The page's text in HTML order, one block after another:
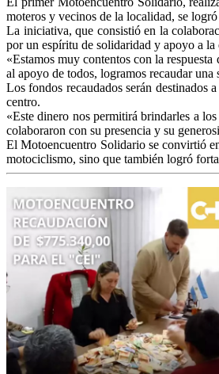
moteros y vecinos de la localidad, se
La iniciativa, que consistió en la
por un espíritu de solidaridad y apoyo a la
«Estamos muy contentos con la
al apoyo de todos, logramos recaudar
Los fondos recaudados serán destinados
centro.
«Este dinero nos permitirá brindarles a
colaboraron con su presencia y su
El Motoencuentro Solidario se convirtió
motociclismo, sino que también logró